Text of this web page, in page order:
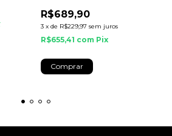
R$689,90
3 x de R$229,97 sem juros
R$655,41 com Pix
Comprar